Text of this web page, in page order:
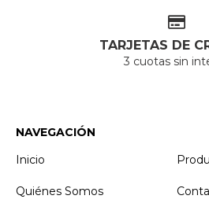
TARJETAS DE
3 cuotas sin
NAVEGACIÓN
Inicio
Quiénes Somos